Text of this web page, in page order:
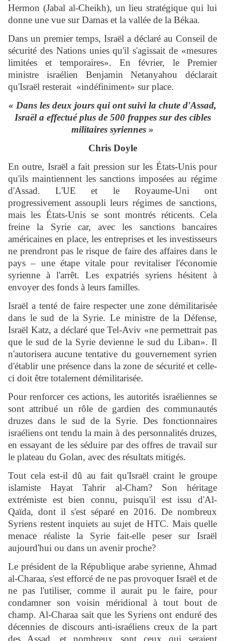
Hermon (Jabal al-Cheikh), un lieu stratégique qui lui
donne une vue sur Damas et la vallée de la Békaa.
Dans un premier temps, Israël a déclaré au Conseil de
sécurité des Nations unies qu'il s'agissait de «mesures
limitées et temporaires». En février, le Premier
ministre israélien Benjamin Netanyahou déclarait
qu'Israël resterait «indéfiniment» sur place.
« Dans les deux jours qui ont suivi la chute d'Assad,
Israël a effectué plus de 500 frappes sur des cibles
militaires syriennes »
Chris Doyle
En outre, Israël a fait pression sur les États-Unis pour
qu'ils maintiennent les sanctions imposées au régime
d'Assad. L'UE et le Royaume-Uni ont
progressivement assoupli leurs régimes de sanctions,
mais les États-Unis se sont montrés réticents. Cela
freine la Syrie car, avec les sanctions bancaires
américaines en place, les entreprises et les investisseurs
ne prendront pas le risque de faire des affaires dans le
pays – une étape vitale pour revitaliser l'économie
syrienne à l'arrêt. Les expatriés syriens hésitent à
envoyer des fonds à leurs familles.
Israël a tenté de faire respecter une zone démilitarisée
dans le sud de la Syrie. Le ministre de la Défense,
Israël Katz, a déclaré que Tel-Aviv «ne permettrait pas
que le sud de la Syrie devienne le sud du Liban». Il
n'autorisera aucune tentative du gouvernement syrien
d'établir une présence dans la zone de sécurité et celle-
ci doit être totalement démilitarisée.
Pour renforcer ces actions, les autorités israéliennes se
sont attribué un rôle de gardien des communautés
druzes dans le sud de la Syrie. Des fonctionnaires
israéliens ont tendu la main à des personnalités druzes,
en essayant de les séduire par des offres de travail sur
le plateau du Golan, avec des résultats mitigés.
Tout cela est-il dû au fait qu'Israël craint le groupe
islamiste Hayat Tahrir al-Cham? Son héritage
extrémiste est bien connu, puisqu'il est issu d'Al-
Qaïda, dont il s'est séparé en 2016. De nombreux
Syriens restent inquiets au sujet de HTC. Mais quelle
menace réaliste la Syrie fait-elle peser sur Israël
aujourd'hui ou dans un avenir proche?
Le président de la République arabe syrienne, Ahmad
al-Charaa, s'est efforcé de ne pas provoquer Israël et de
ne pas l'utiliser, comme il aurait pu le faire, pour
condamner son voisin méridional à tout bout de
champ. Al-Charaa sait que les Syriens ont enduré des
décennies de discours anti-israéliens creux de la part
des Assad, et nombreux sont ceux qui seraient